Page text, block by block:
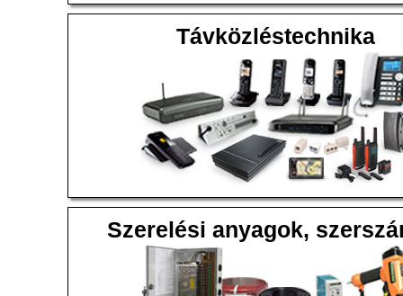
Távközléstechnika
Szerelési anyagok,